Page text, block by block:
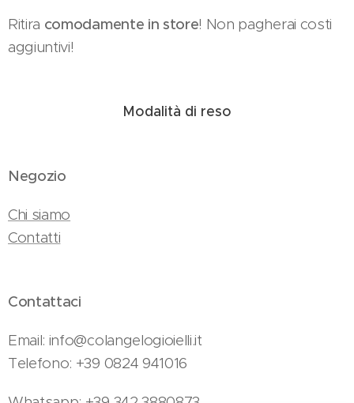
Ritira comodamente in store! Non pagherai costi
aggiuntivi!
Modalità di reso
Negozio
Chi siamo
Contatti
Contattaci
Email: info@colangelogioielli.it
Telefono: +39 0824 941016